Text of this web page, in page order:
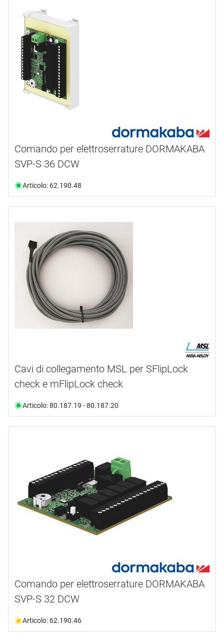
Comando per elettroserrature DORMAKABA
SVP-S 36 DCW
Articolo: 62.190.48
Cavi di collegamento MSL per SFlipLock
check e mFlipLock check
Articolo: 80.187.19 - 80.187.20
Comando per elettroserrature DORMAKABA
SVP-S 32 DCW
Articolo: 62.190.46